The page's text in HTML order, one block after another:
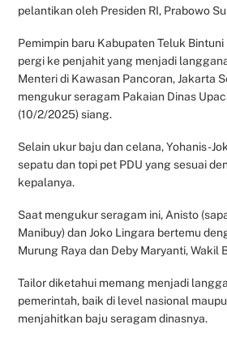
pelantikan oleh Presiden RI, Prabowo
Pemimpin baru Kabupaten Teluk Bintuni
pergi ke penjahit yang menjadi
Menteri di Kawasan Pancoran, Jakarta
mengukur seragam Pakaian Dinas
(10/2/2025) siang.
Selain ukur baju dan celana, Yohanis-
sepatu dan topi pet PDU yang sesuai
kepalanya.
Saat mengukur seragam ini, Anisto
Manibuy) dan Joko Lingara bertemu
Murung Raya dan Deby Maryanti, Wakil
Tailor diketahui memang menjadi
pemerintah, baik di level nasional
menjahitkan baju seragam dinasnya.